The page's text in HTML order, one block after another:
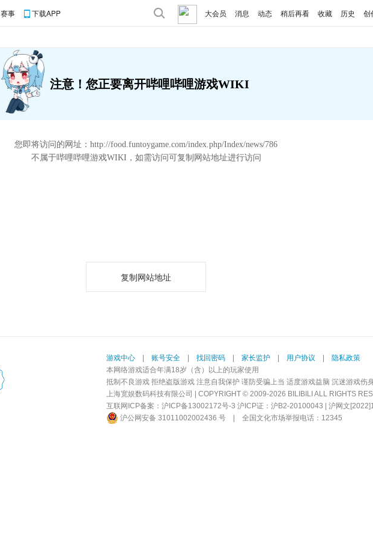
赛事 下载APP 大会员 消息 动态 稍后再看 收藏 历史 创
注意！您正要离开哔哩哔哩游戏WIKI
您即将访问的网址： http://food.funtoygame.com/index.php/Index/news/786
不属于哔哩哔哩游戏WIKI，如需访问可复制网站地址进行访问
复制网站地址
游戏中心 账号安全 找回密码 家长监护 用户协议
隐私政策
本网络游戏适合年满18岁（含）以上的玩家使用
抵制不良游戏 拒绝盗版游戏 注意自我保护 谨防受骗上当 适度游戏益脑 沉迷游戏伤
上海宽娱数码科技有限公司 | COPYRIGHT © 2009-2026 BILIBILI ALL RIGHTS
互联网ICP备案： 沪ICP备13002172号-3 沪ICP证：沪B2-20100043 | 沪网文
沪公网安备 31011002002436 号
全国文化市场举报电话：12345